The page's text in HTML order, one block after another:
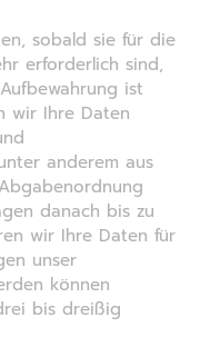
sobald sie für die
erforderlich sind,
ist
wir Ihre Daten
anderem aus
danach bis zu
wir Ihre Daten für
unser
können
bis dreißig